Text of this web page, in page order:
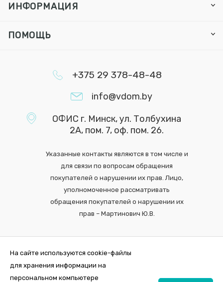
ИНФОРМАЦИЯ
ПОМОЩЬ
+375 29 378-48-48
info@vdom.by
ОФИС г. Минск, ул. Толбухина
2А, пом. 7, оф. пом. 26.
Указанные контакты являются в том числе и
для связи по вопросам обращения
покупателей о нарушении их прав. Лицо,
уполномоченное рассматривать
обращения покупателей о нарушении их
прав – Мартинович Ю.В.
На сайте используются cookie-файлы
для хранения информации на
персональном компьютере